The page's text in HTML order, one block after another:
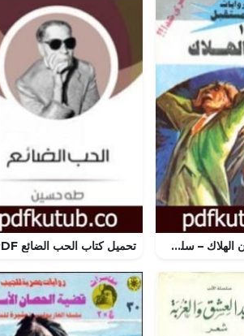
تحميل كتاب عيون الهلاك – سلسلة ملف المستقبل PDF تأليف نبيل فاروق مجانا [كامل]